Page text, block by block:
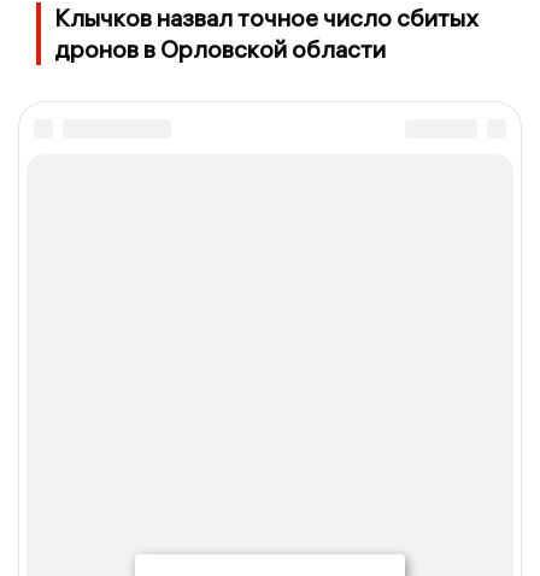
Клычков назвал точное число сбитых
дронов в Орловской области